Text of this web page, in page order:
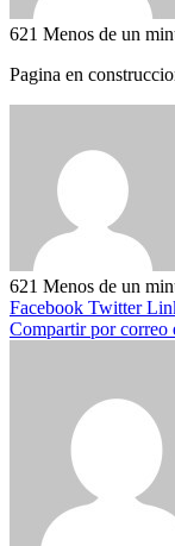
621 Menos de un
Pagina en
621 Menos de un
Facebook Twitter
Compartir por correo